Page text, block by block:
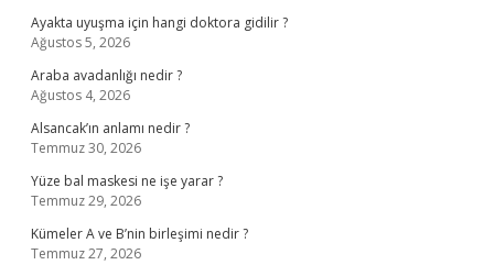
Ayakta uyuşma için hangi doktora gidilir ?
Ağustos 5, 2026
Araba avadanlığı nedir ?
Ağustos 4, 2026
Alsancak’ın anlamı nedir ?
Temmuz 30, 2026
Yüze bal maskesi ne işe yarar ?
Temmuz 29, 2026
Kümeler A ve B’nin birleşimi nedir ?
Temmuz 27, 2026